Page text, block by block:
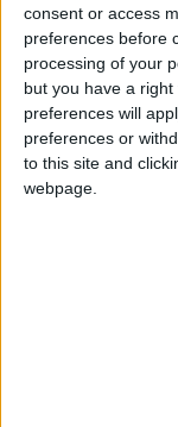
consent or access
preferences before
processing of your
but you have a
preferences will
preferences or
to this site and
webpage.
Notizie
Microsoft investe